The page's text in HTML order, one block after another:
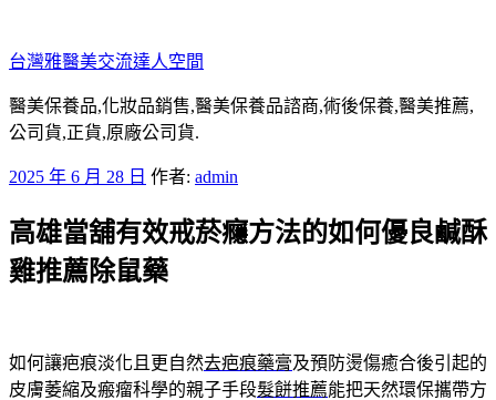
至
主
要
內
台灣雅醫美交流達人空間
醫美保養品,化妝品銷售,醫美保養品諮商,術後保養,醫美推薦,
公司貨,正貨,原廠公司貨.
發
於
2025 年 6 月 28 日 作者: admin
高雄當舖有效戒菸癮方法的如何優良鹹酥
雞推薦除鼠藥
如何讓疤痕淡化且更自然去疤痕藥膏及預防燙傷癒合後引起的
皮膚萎縮及瘢瘤科學的親子手段髮餅推薦能把天然環保攜帶方